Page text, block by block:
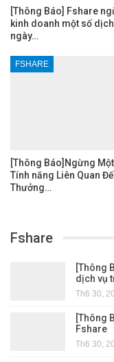
[Thông Báo] Fshare
kinh doanh một số
ngày…
FSHARE
[Thông Báo]Ngừng
Tính năng Liên Quan
Thưởng…
Fshare
[Thông
dịch vụ
Th6 30,
[Thông
Fshare
Th6 30,